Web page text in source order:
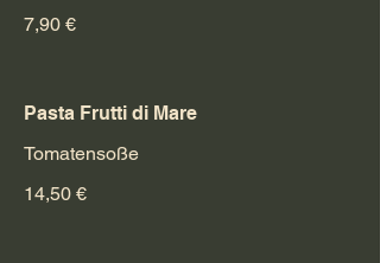
7,90 €
Pasta Frutti di Mare
Tomatensoße
14,50 €